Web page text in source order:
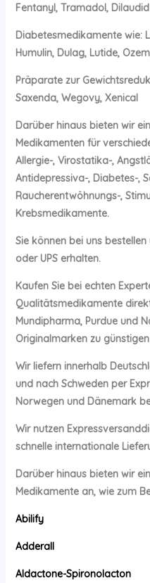
Fentanyl, Tramadol, Dilaudid
Diabetesmedikamente wie:
Humulin, Dulag, Lutide,
Präparate zur
Saxenda, Wegovy, Xenical
Darüber hinaus bieten wir
Medikamenten für
Allergie-, Virostatika-,
Antidepressiva-, Diabetes-,
Raucherentwöhnungs-,
Krebsmedikamente.
Sie können bei uns
oder UPS erhalten.
Kaufen Sie bei echten
Qualitätsmedikamente
Mundipharma, Purdue und
Originalmarken zu
Wir liefern innerhalb
und nach Schweden per
Norwegen und Dänemark
Wir nutzen
schnelle internationale
Darüber hinaus bieten wir
Medikamente an, wie zum
Abilify
Adderall
Aldactone-Spironolacton